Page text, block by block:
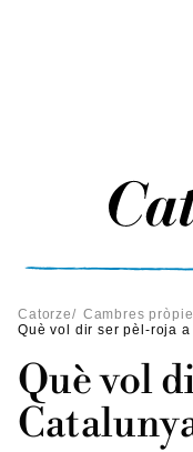
Catorze/ Cambres
Què vol dir ser pèl-roja
Què vol